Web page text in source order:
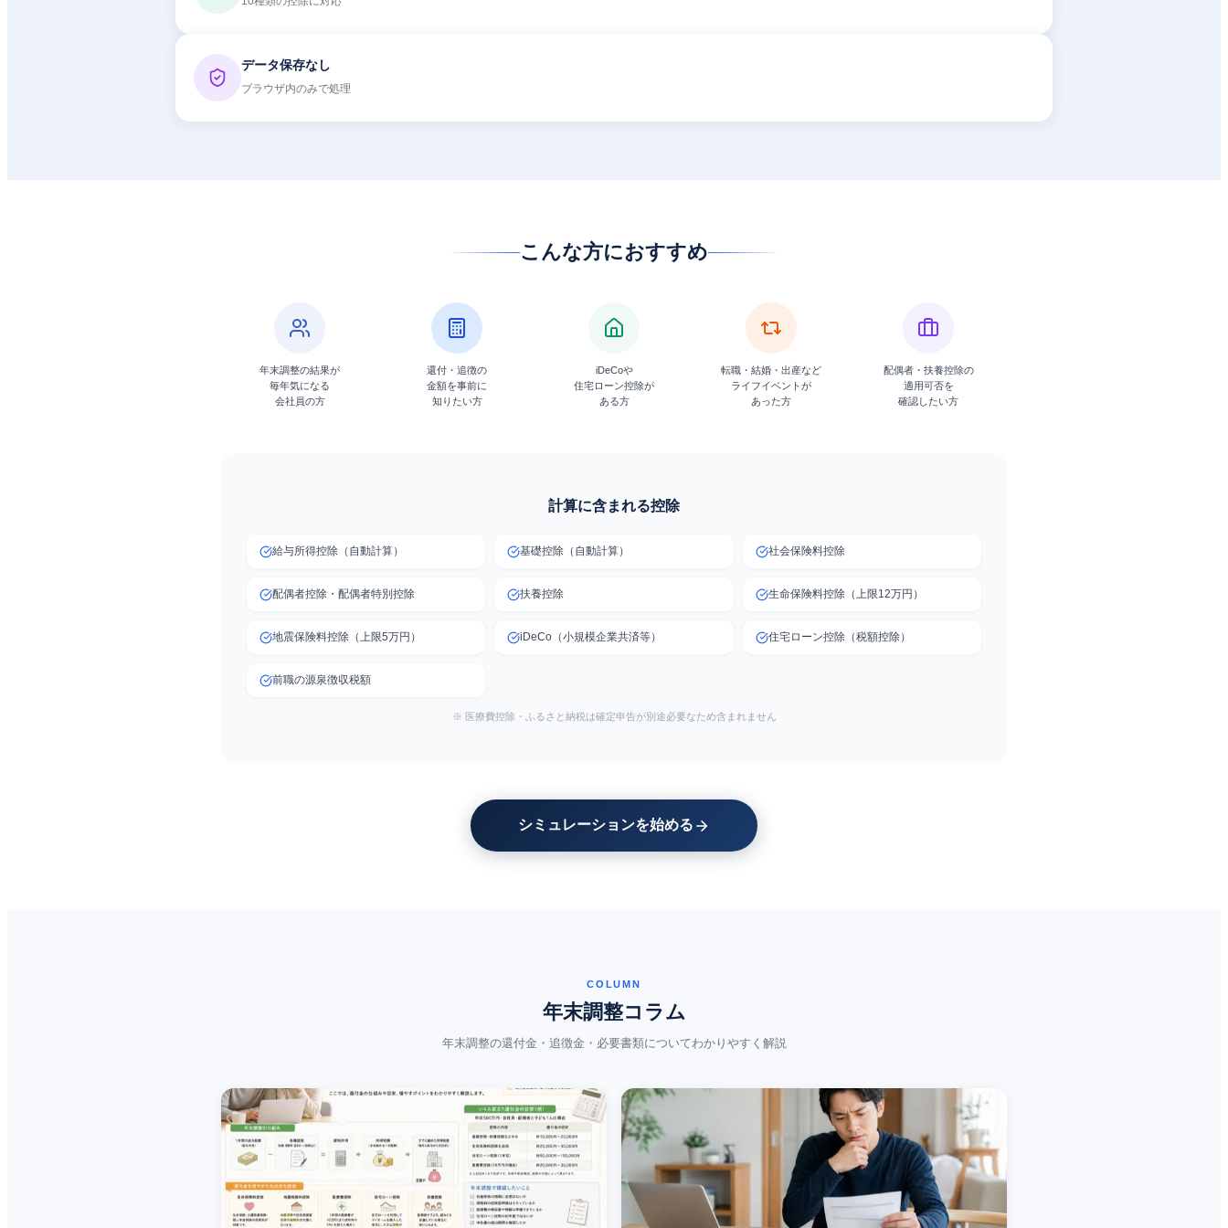
データ保存なし
ブラウザ内のみで処理
こんな方におすすめ
年末調整の結果が
毎年気になる
会社員の方
還付・追徴の
金額を事前に
知りたい方
iDeCoや
住宅ローン控除が
ある方
転職・結婚・出産など
ライフイベントが
あった方
配偶者・扶養控除の
適用可否を
確認したい方
計算に含まれる控除
給与所得控除（自動計算） 基礎控除（自動計算） 社会保険料控除
配偶者控除・配偶者特別控除 扶養控除 生命保険料控除（上限12万円）
地震保険料控除（上限5万円） iDeCo（小規模企業共済等） 住宅ローン控除（税額控除）
前職の源泉徴収税額
※ 医療費控除・ふるさと納税は確定申告が別途必要なため含まれません
シミュレーションを始める
COLUMN
年末調整コラム
年末調整の還付金・追徴金・必要書類についてわかりやすく解説